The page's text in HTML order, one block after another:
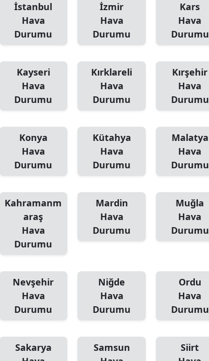
İstanbul
Hava
Durumu
İzmir
Hava
Durumu
Kars
Hava
Durumu
Kayseri
Hava
Durumu
Kırklareli
Hava
Durumu
Kırşehir
Hava
Durumu
Konya
Hava
Durumu
Kütahya
Hava
Durumu
Malatya
Hava
Durumu
Kahramanm
araş
Hava
Durumu
Mardin
Hava
Durumu
Muğla
Hava
Durumu
Nevşehir
Hava
Durumu
Niğde
Hava
Durumu
Ordu
Hava
Durumu
Sakarya
Samsun
Siirt